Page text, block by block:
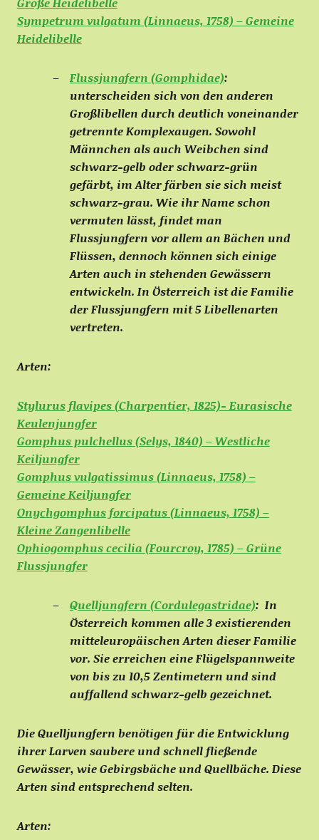
Sympetrum vulgatum (Linnaeus, 1758) – Gemeine
Heidelibelle
Flussjungfern (Gomphidae):
unterscheiden sich von den anderen
Großlibellen durch deutlich voneinander
getrennte Komplexaugen. Sowohl
Männchen als auch Weibchen sind
schwarz-gelb oder schwarz-grün
gefärbt, im Alter färben sie sich meist
schwarz-grau. Wie ihr Name schon
vermuten lässt, findet man
Flussjungfern vor allem an Bächen und
Flüssen, dennoch können sich einige
Arten auch in stehenden Gewässern
entwickeln. In Österreich ist die Familie
der Flussjungfern mit 5 Libellenarten
vertreten.
Arten:
Stylurus flavipes (Charpentier, 1825)- Eurasische
Keulenjungfer
Gomphus pulchellus (Selys, 1840) – Westliche
Keiljungfer
Gomphus vulgatissimus (Linnaeus, 1758) –
Gemeine Keiljungfer
Onychgomphus forcipatus (Linnaeus, 1758) –
Kleine Zangenlibelle
Ophiogomphus cecilia (Fourcroy, 1785) – Grüne
Flussjungfer
Quelljungfern (Cordulegastridae): In
Österreich kommen alle 3 existierenden
mitteleuropäischen Arten dieser Familie
vor. Sie erreichen eine Flügelspannweite
von bis zu 10,5 Zentimetern und sind
auffallend schwarz-gelb gezeichnet.
Die Quelljungfern benötigen für die Entwicklung
ihrer Larven saubere und schnell fließende
Gewässer, wie Gebirgsbäche und Quellbäche. Diese
Arten sind entsprechend selten.
Arten: